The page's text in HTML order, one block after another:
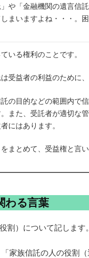
や「金融機関の遺言信
まいますよね・・・。困
いる権利のことです。
受益者の利益のために
の目的などの範囲内で
また、受託者が適切な
にはあります。
まとめて、受益権と言い
わる言葉
割）について記します。
家族信託の人の役割（